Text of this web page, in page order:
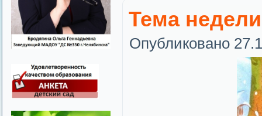
Тема
Опубликовано